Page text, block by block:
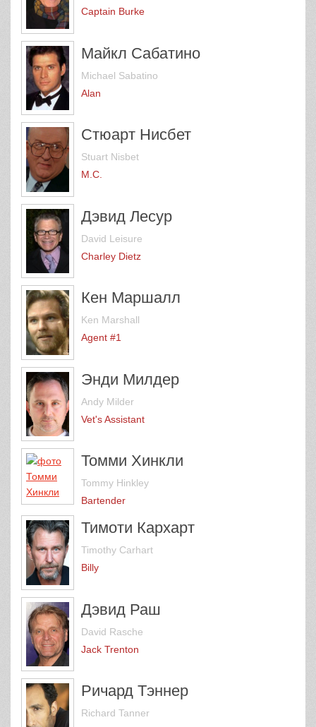
Captain Burke
Майкл Сабатино
Michael Sabatino
Alan
Стюарт Нисбет
Stuart Nisbet
M.C.
Дэвид Лесур
David Leisure
Charley Dietz
Кен Маршалл
Ken Marshall
Agent #1
Энди Милдер
Andy Milder
Vet's Assistant
Томми Хинкли
Tommy Hinkley
Bartender
Тимоти Кархарт
Timothy Carhart
Billy
Дэвид Раш
David Rasche
Jack Trenton
Ричард Тэннер
Richard Tanner